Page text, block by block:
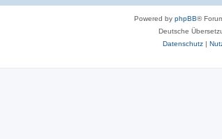
Powered by phpBB®
Deutsche
Datenschutz|